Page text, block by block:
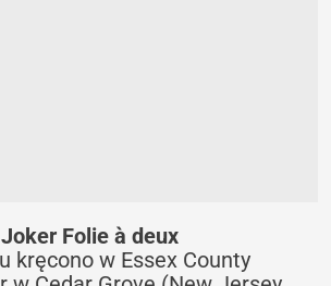
Joker Folie à deux
kręcono w Essex County